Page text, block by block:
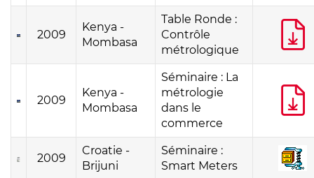
2009
Kenya -
Mombasa
Table Ronde :
Contrôle
métrologique
2009
Kenya -
Mombasa
Séminaire : La
métrologie
dans le
commerce
2009
Croatie -
Brijuni
Séminaire :
Smart Meters